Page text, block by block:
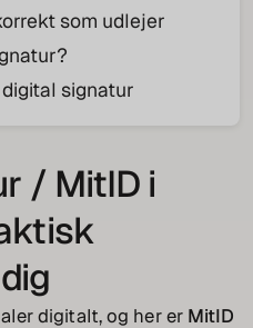
som udlejer
signatur
/ MitID i
digitalt, og her er MitID